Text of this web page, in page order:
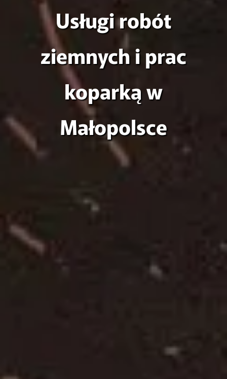
Usługi robót
ziemnych i prac
koparką w
Małopolsce